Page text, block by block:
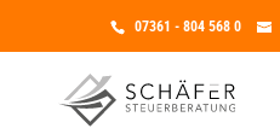
07361 - 804 568 0